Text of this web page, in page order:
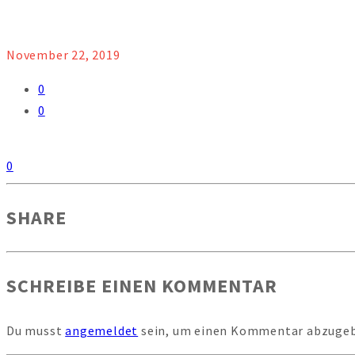
November 22, 2019
0
0
0
SHARE
SCHREIBE EINEN KOMMENTAR
Du musstangemeldet sein, um einen Kommentar